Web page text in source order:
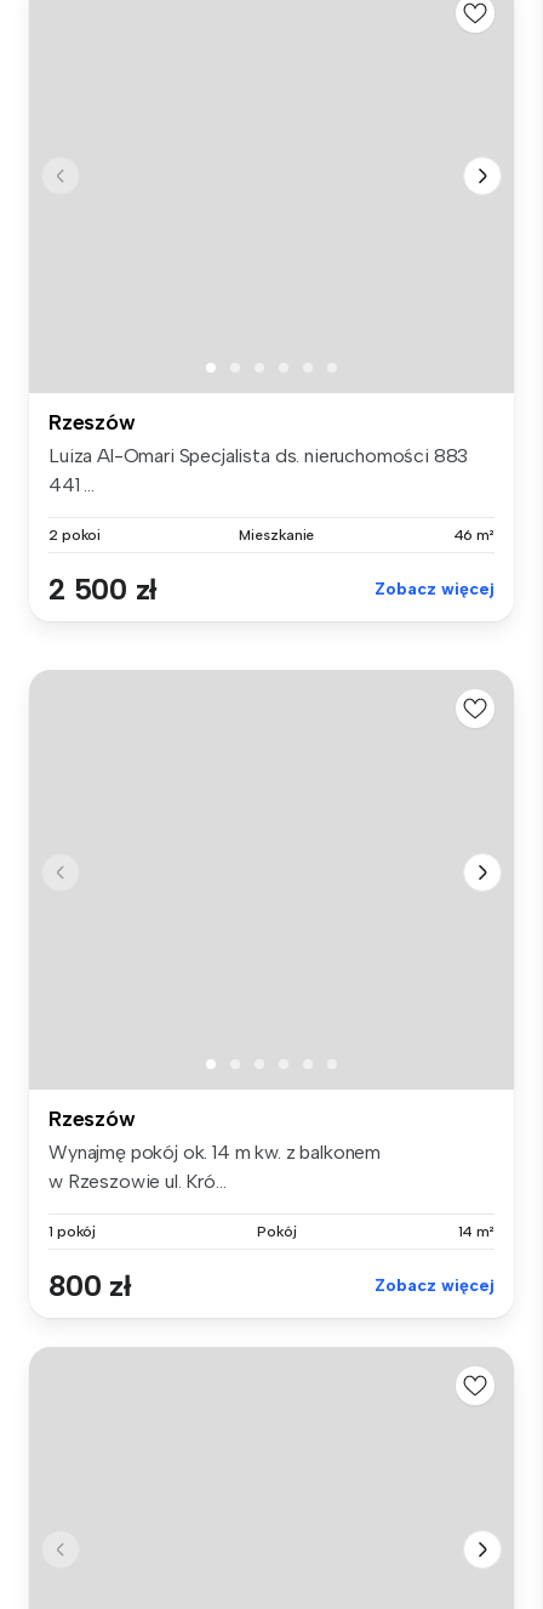
Rzeszów
Luiza Al-Omari Specjalista ds. nieruchomości 883
441 ...
2 pokoi Mieszkanie 46 m²
2 500 zł Zobacz więcej
Rzeszów
Wynajmę pokój ok. 14 m kw. z balkonem
w Rzeszowie ul. Kró...
1 pokój Pokój 14 m²
800 zł Zobacz więcej